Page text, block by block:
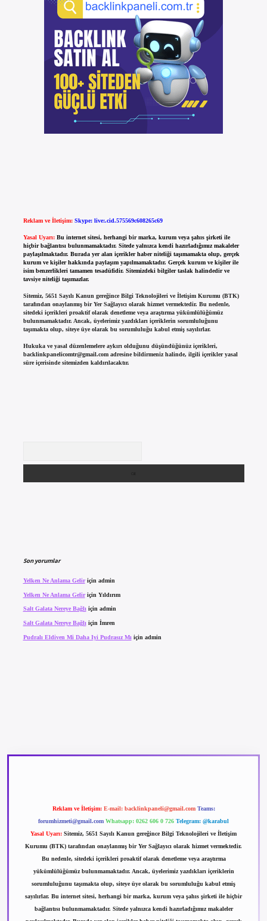
Reklam ve İletişim: Skype: live:.cid.575569c608265c69
Yasal Uyarı: Bu internet sitesi, herhangi bir marka, kurum veya şahıs şirketi ile
hiçbir bağlantısı bulunmamaktadır. Sitede yalnızca kendi hazırladığımız makaleler
paylaşılmaktadır. Burada yer alan içerikler haber niteliği taşımamakta olup, gerçek
kurum ve kişiler hakkında paylaşım yapılmamaktadır. Gerçek kurum ve kişiler ile
isim benzerlikleri tamamen tesadüfidir. Sitemizdeki bilgiler taslak halindedir ve
tavsiye niteliği taşımazlar.
Sitemiz, 5651 Sayılı Kanun gereğince Bilgi Teknolojileri ve İletişim Kurumu (BTK)
tarafından onaylanmış bir Yer Sağlayıcı olarak hizmet vermektedir. Bu nedenle,
sitedeki içerikleri proaktif olarak denetleme veya araştırma yükümlülüğümüz
bulunmamaktadır. Ancak, üyelerimiz yazdıkları içeriklerin sorumluluğunu
taşımakta olup, siteye üye olarak bu sorumluluğu kabul etmiş sayılırlar.
Hukuka ve yasal düzenlemelere aykırı olduğunu düşündüğünüz içerikleri,
backlinkpanelicomtr@gmail.comadresine bildirmeniz halinde, ilgili içerikler yasal
süre içerisinde sitemizden kaldırılacaktır.
Son yorumlar
Yelken Ne Anlama Geliriçin admin
Yelken Ne Anlama Geliriçin Yıldırım
Salt Galata Nereye Bağlıiçin admin
Salt Galata Nereye Bağlı için İmren
Pudralı Eldiven Mi Daha Iyi Pudrasız Mı için admin
Reklam ve İletişim: E-mail: backlinkpaneli@gmail.com Teams:
forumhizmeti@gmail.com Whatsapp: 0262 606 0 726 Telegram: @karabul
Yasal Uyarı: Sitemiz, 5651 Sayılı Kanun gereğince Bilgi Teknolojileri ve İletişim
Kurumu (BTK) tarafından onaylanmış bir Yer Sağlayıcı olarak hizmet vermektedir.
Bu nedenle, sitedeki içerikleri proaktif olarak denetleme veya araştırma
yükümlülüğümüz bulunmamaktadır. Ancak, üyelerimiz yazdıkları içeriklerin
sorumluluğunu taşımakta olup, siteye üye olarak bu sorumluluğu kabul etmiş
sayılırlar. Bu internet sitesi, herhangi bir marka, kurum veya şahıs şirketi ile hiçbir
bağlantısı bulunmamaktadır. Sitede yalnızca kendi hazırladığımız makaleler